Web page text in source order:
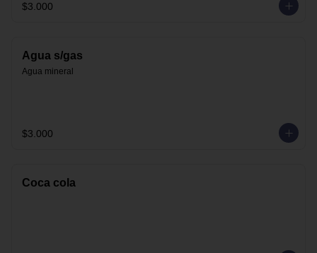
$3.000
Agua s/gas
Agua mineral
$3.000
Coca cola